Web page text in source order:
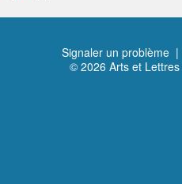
Signaler un problème |
© 2026 Arts et Lettres